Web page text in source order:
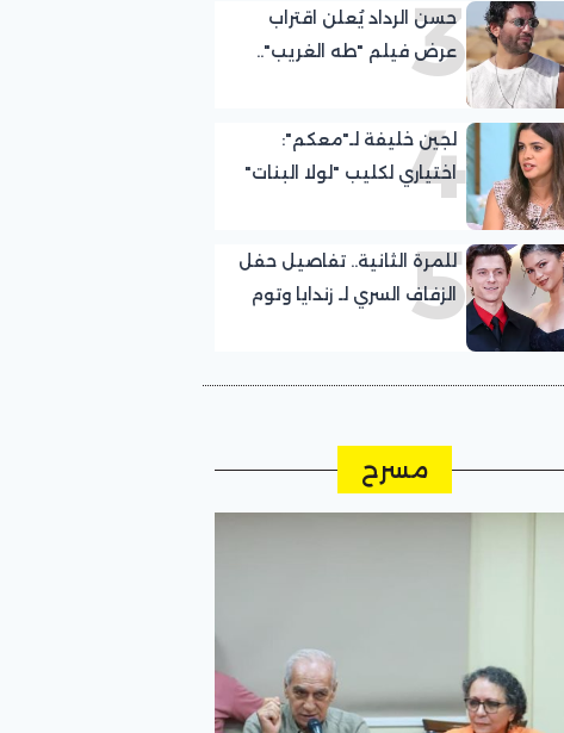
3
حسن الرداد يُعلن اقتراب
عرض فيلم "طه الغريب"..
4
لجين خليفة لـ"معكم":
اختياري لكليب "لولا البنات"
قبل التصوير بيوم
5
للمرة الثانية.. تفاصيل حفل
الزفاف السري لـ زندايا وتوم
مسرح